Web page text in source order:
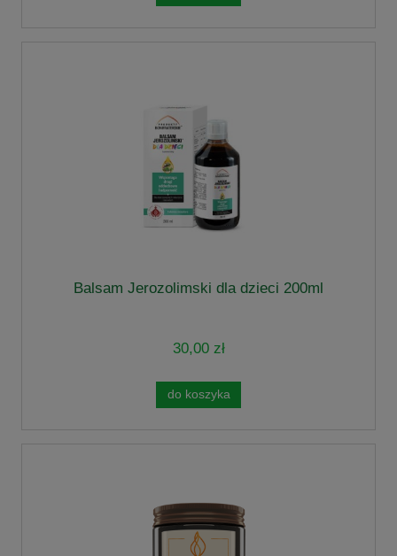
Balsam Jerozolimski dla dzieci 200ml
30,00 zł
do koszyka